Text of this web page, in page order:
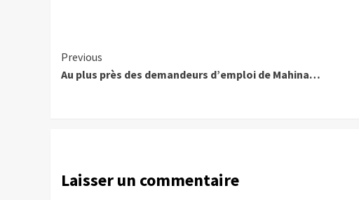
Continue
Reading
Previous
Au plus près des demandeurs d’emploi de Mahina…
Laisser un commentaire